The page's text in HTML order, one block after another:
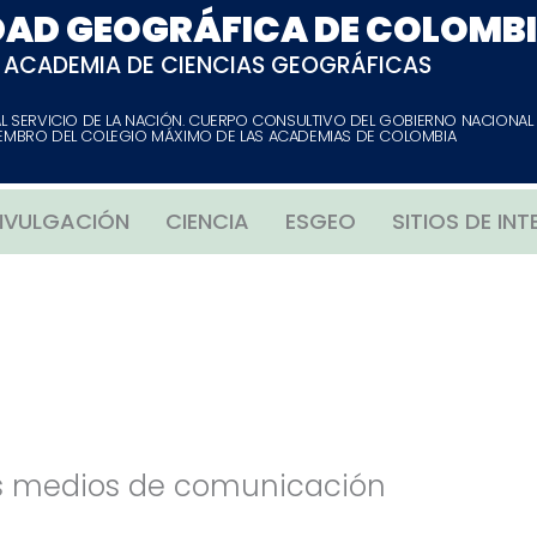
GEOGRÁFICA DE
ACADEMIA DE CIENCIAS GEOGRÁFICAS
SERVICIO DE LA NACIÓN. CUERPO CONSULTIVO DEL GOBIERNO NACIONAL
DEL COLEGIO MÁXIMO DE LAS ACADEMIAS DE COLOMBIA
CIENCIA ESGEO SITIOS DE
medios de comunicación